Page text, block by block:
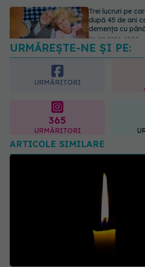
Colebil și
temporar în
explică de ce a
06.08.2026, 16:37
URMĂREȘTE-NE ȘI PE:
URMĂRITORI
365
URMĂRITORI
ARTICOLE SIMILARE